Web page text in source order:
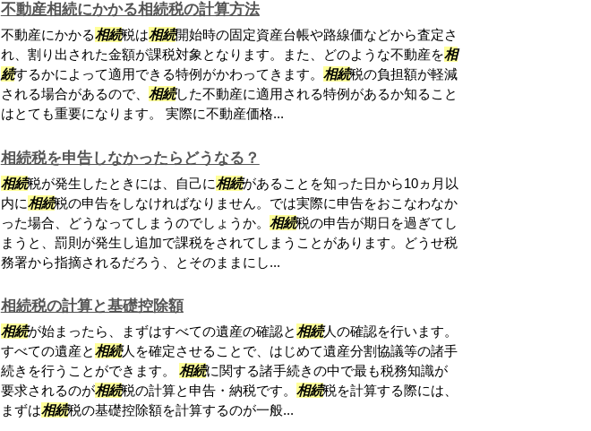
不動産相続にかかる相続税の計算方法
不動産にかかる相続税は相続開始時の固定資産台帳や路線価などから査定さ
れ、割り出された金額が課税対象となります。また、どのような不動産を相
続するかによって適用できる特例がかわってきます。 相続税の負担額が軽減
される場合があるので、 相続した不動産に適用される特例があるか知ること
はとても重要になります。 実際に不動産価格...
相続税を申告しなかったらどうなる？
相続税が発生したときには、自己に相続があることを知った日から10ヵ月以
内に相続税の申告をしなければなりません。では実際に申告をおこなわなか
った場合、どうなってしまうのでしょうか。 相続税の申告が期日を過ぎてし
まうと、罰則が発生し追加で課税をされてしまうことがあります。どうせ税
務署から指摘されるだろう、とそのままにし...
相続税の計算と基礎控除額
相続が始まったら、まずはすべての遺産の確認と相続人の確認を行います。
すべての遺産と相続人を確定させることで、はじめて遺産分割協議等の諸手
続きを行うことができます。 相続に関する諸手続きの中で最も税務知識が
要求されるのが相続税の計算と申告・納税です。 相続税を計算する際には、
まずは相続税の基礎控除額を計算するのが一般...